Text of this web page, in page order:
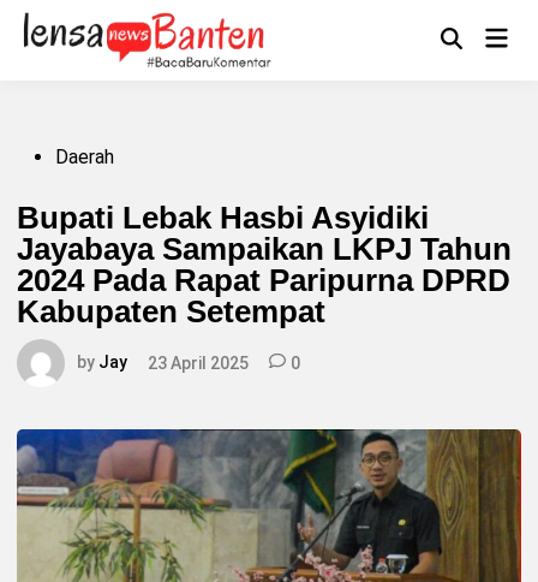
Skip
content
OpenMain
PostedDaerah
Bupati Lebak Hasbi Asyidiki
Jayabaya Sampaikan LKPJ Tahun
2024 Pada Rapat Paripurna DPRD
Kabupaten Setempat
by Jay 23 April 2025 0